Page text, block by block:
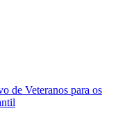
de Veteranos para os